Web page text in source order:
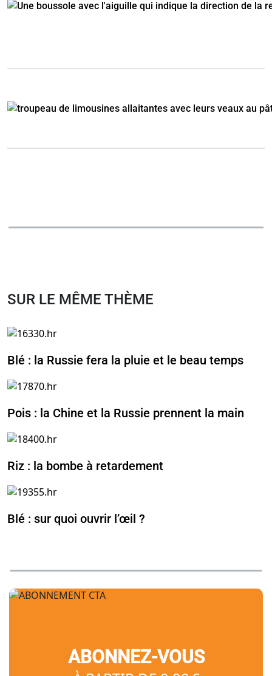
SUR LE MÊME THÈME
Blé : la Russie fera la pluie et le beau temps
Pois : la Chine et la Russie prennent la main
Riz : la bombe à retardement
Blé : sur quoi ouvrir l’œil ?
ABONNEZ-VOUS